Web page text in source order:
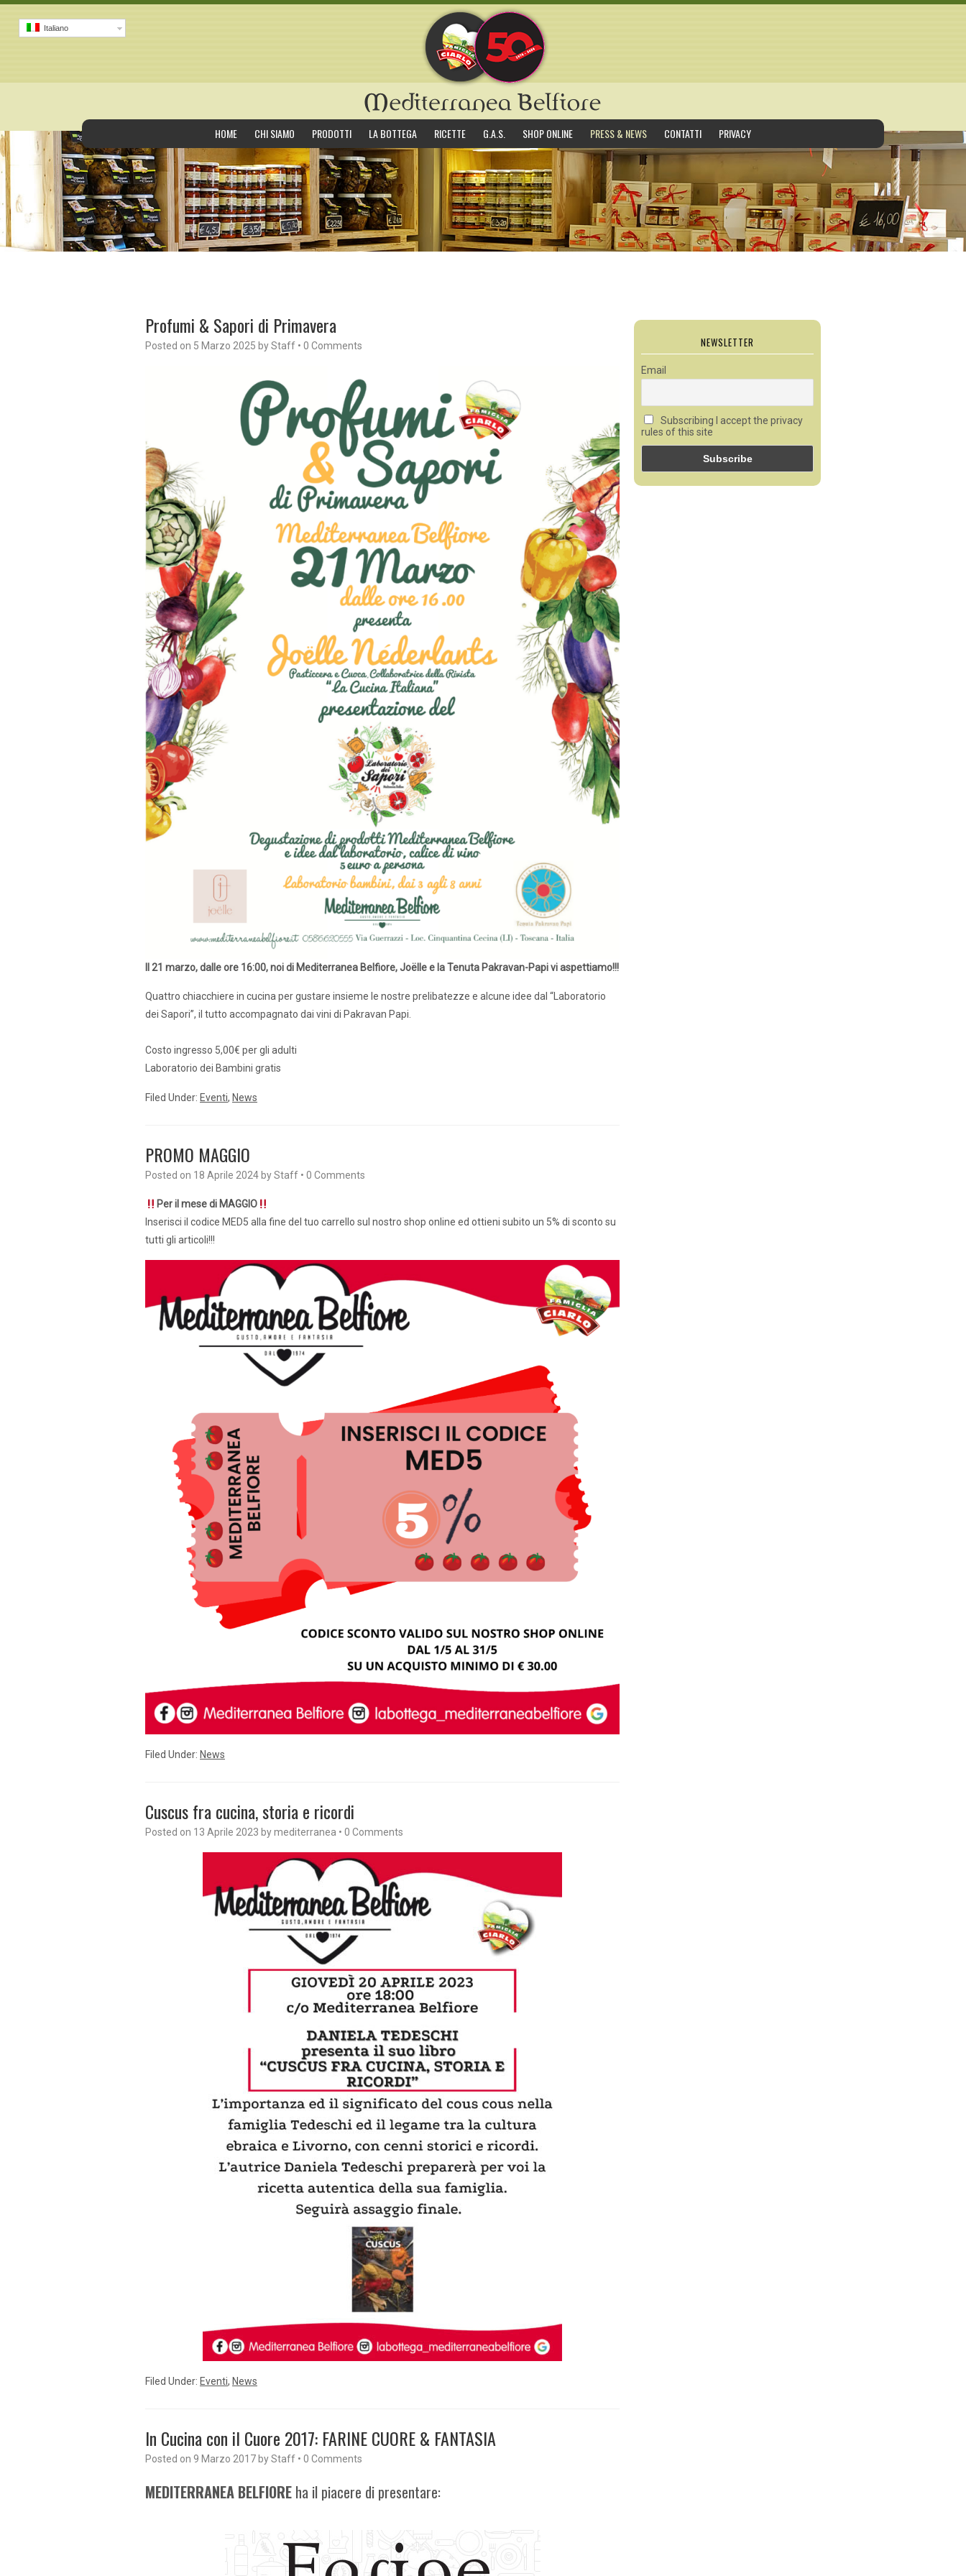
Italiano
HOME CHI SIAMO PRODOTTI LA BOTTEGA RICETTE G.A.S. SHOP ONLINE PRESS & NEWS CONTATTI PRIVACY
Profumi & Sapori di Primavera
Posted on 5 Marzo 2025 byStaff • 0 Comments
Il 21 marzo, dalle ore 16:00, noi di Mediterranea Belfiore, Joëlle e la Tenuta Pakravan-Papi vi aspettiamo!!!
Quattro chiacchiere in cucina per gustare insieme le nostre prelibatezze e alcune idee dal “Laboratorio
dei Sapori”, il tutto accompagnato dai vini di Pakravan Papi.
Costo ingresso 5,00€ per gli adulti
Laboratorio dei Bambini gratis
Filed Under: Eventi, News
PROMO MAGGIO
Posted on 18 Aprile 2024 byStaff • 0 Comments
Per il mese di MAGGIO
Inserisci il codice MED5 alla fine del tuo carrello sul nostro shop online ed ottieni subito un 5% di sconto su
tutti gli articoli!!!
Filed Under: News
Cuscus fra cucina, storia e ricordi
Posted on 13 Aprile 2023 bymediterranea • 0 Comments
Filed Under: Eventi, News
In Cucina con il Cuore 2017: FARINE CUORE & FANTASIA
Posted on 9 Marzo 2017 byStaff • 0 Comments
MEDITERRANEA BELFIORE ha il piacere di presentare:
NEWSLETTER
Email
Subscribing I accept the privacy
rules of this site